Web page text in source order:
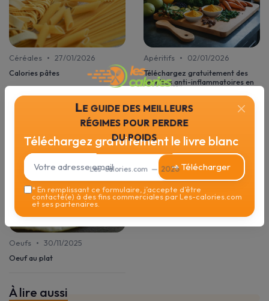
Céréales • 27/01/2026
Calories pâtes
Apéritifs •
02/01/2026
Téléchargez gratuitement des
recettes anti-inflammatoires en
Oeufs • 30/11/2025
Oeuf au plat
À lire aussi
Le guide des meilleurs
régimes pour perdre
du poids
Les-calories.com — 2026
Téléchargez gratuitement le livre blanc
➔ Télécharger
*En remplissant ce formulaire, j’accepte d’être
contacté(e) à des fins commerciales par Les-calories.com
et ses partenaires.